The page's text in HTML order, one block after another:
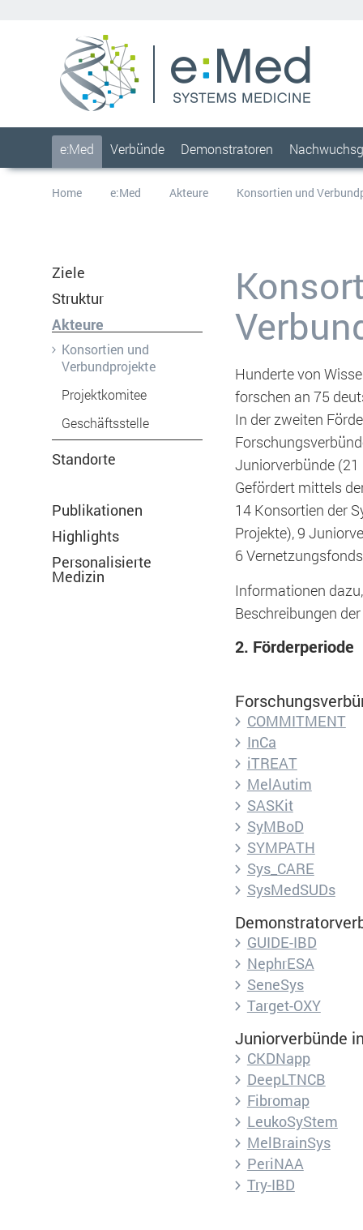
e:Med Verbünde Demonstratoren
Home e:Med Akteure Konsortien und
Ziele
Struktur
Akteure
Konsortien und
Verbundprojekte
Projektkomitee
Geschäftsstelle
Standorte
Publikationen
Highlights
Personalisierte
Medizin
Hunderte von
forschen an 75
In der zweiten
Juniorverbünde (21
Gefördert mittels
14 Konsortien der
Projekte), 9
6
Informationen
Beschreibungen
2. Förderperiode
COMMITMENT
InCa
iTREAT
MelAutim
SASKit
SyMBoD
SYMPATH
Sys_CARE
SysMedSUDs
GUIDE-IBD
NephrESA
SeneSys
Target-OXY
Juniorverbünde
CKDNapp
DeepLTNCB
Fibromap
LeukoSyStem
MelBrainSys
PeriNAA
Try-IBD
Notwendig
Diese werden für die Grundfunktionen
Cookie Informationen anzeigen
PHP Session
e:Med
Dauer:
Beschreibung: